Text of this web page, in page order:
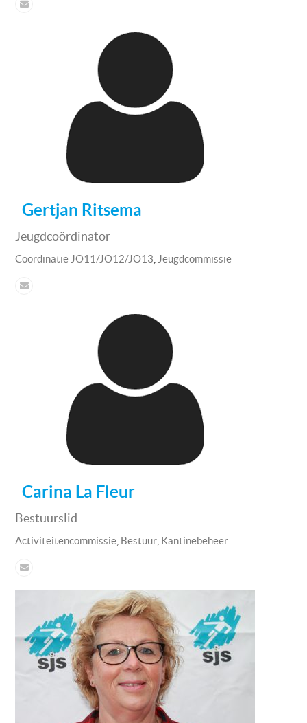
Gertjan Ritsema
Jeugdcoördinator
Coördinatie JO11/JO12/JO13 Jeugdcommissie
Carina La Fleur
Bestuurslid
Activiteitencommissie Bestuur Kantinebeheer